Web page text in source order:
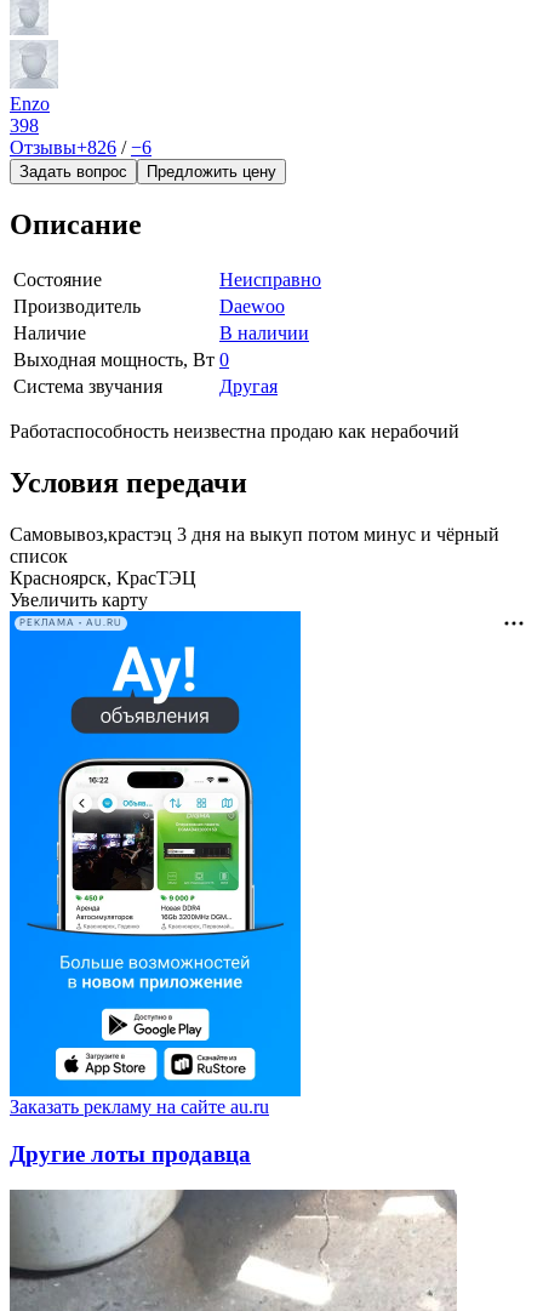
Еnzo
398
Отзывы+826 /−6
Задать вопрос Предложить цену
Описание
Состояние
Неисправно
Производитель
Daewoo
Наличие
В наличии
Выходная мощность, Вт 0
Система звучания
Другая
Работаспособность неизвестна продаю как нерабочий
Условия передачи
Самовывоз,крастэц 3 дня на выкуп потом минус и чёрный
список
Красноярск, КрасТЭЦ
Увеличить карту
РЕКЛАМА • AU.RU
Заказать рекламу на сайте au.ru
Другие лоты продавца